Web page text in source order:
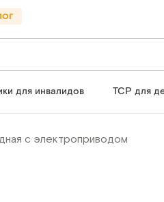
для инвалидов ТСР для
с электроприводом